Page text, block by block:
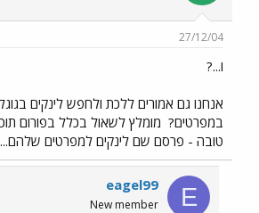
27/12/04
ו...?
אנחנו גם אמורים ללכת ולחפש לינקים
במפרטים? מומלץ לשאול בכלל בפורום
טובה - פרסם שם לינקים למפרטים שלהם...
E
eagel99
New member